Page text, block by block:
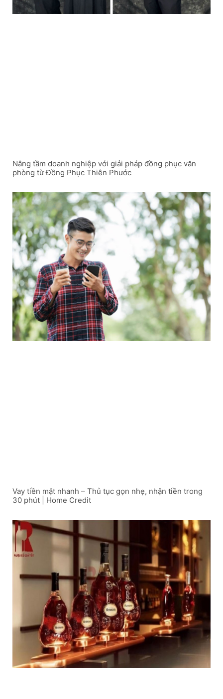
Nâng tầm doanh nghiệp với giải pháp đồng phục văn
phòng từ Đồng Phục Thiên Phước
Vay tiền mặt nhanh – Thủ tục gọn nhẹ, nhận tiền trong
30 phút | Home Credit